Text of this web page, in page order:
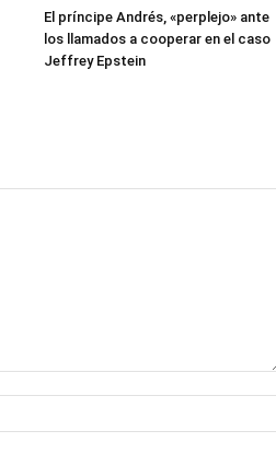
El príncipe Andrés, «perplejo» ante
los llamados a cooperar en el caso
Jeffrey Epstein